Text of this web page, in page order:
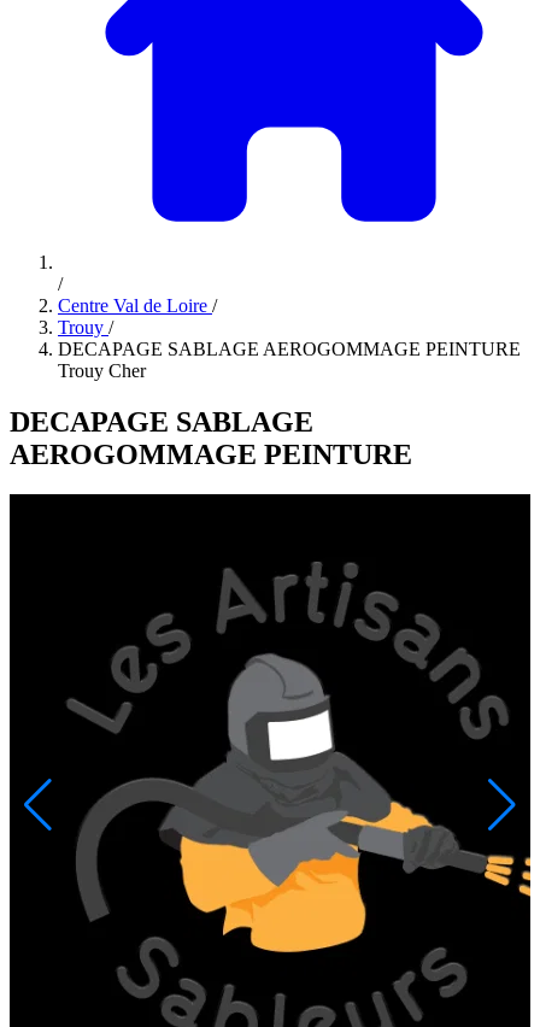
/
Centre Val de Loire /
Trouy /
DECAPAGE SABLAGE AEROGOMMAGE PEINTURE
Trouy Cher
DECAPAGE SABLAGE
AEROGOMMAGE PEINTURE